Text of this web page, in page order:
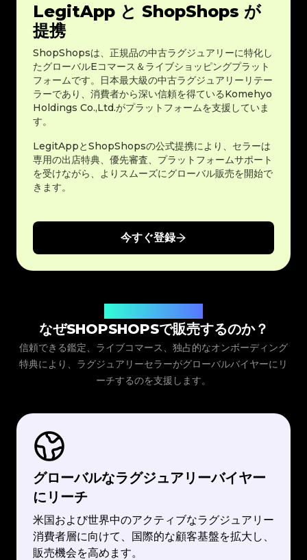
LegitApp と ShopShops が
提携
ShopShopsは、正規品の中古ラグジュアリーに特化し
たグローバルEコマース＆ライブショッピングプラット
フォームです。日本最大級の中古ラグジュアリーリテー
ラーであり、消費者から深い信頼を得ているKomehyo
Holdings Co.,Ltd.がプラットフォームを支援していま
す。
LegitAppとShopShopsの公式提携により、セラーは
専用の出店特典、優先審査、プラットフォームサポート
を受けながら、よりスムーズにグローバル販売を開始で
きます。
今すぐ登録
なぜSHOPSHOPSで販売するのか？
信頼できる鑑定、ライブコマース、独占的なオンボーディング
特典により、ラグジュアリーセラーがグローバルバイヤーにリ
ーチするのを支援します。
グローバルなラグジュアリーバイヤー
にリーチ
米国および世界中のアクティブなラグジュアリー
消費者層に向けて、国際的な顧客基盤を拡大し、
販売機会を高めます。